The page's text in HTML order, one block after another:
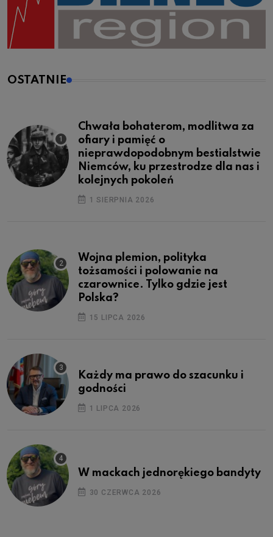
OSTATNIE
Chwała bohaterom, modlitwa za
ofiary i pamięć o
nieprawdopodobnym bestialstwie
Niemców, ku przestrodze dla nas i
kolejnych pokoleń
1 SIERPNIA 2026
Wojna plemion, polityka
tożsamości i polowanie na
czarownice. Tylko gdzie jest
Polska?
15 LIPCA 2026
Każdy ma prawo do szacunku i
godności
1 LIPCA 2026
W mackach jednorękiego bandyty
30 CZERWCA 2026